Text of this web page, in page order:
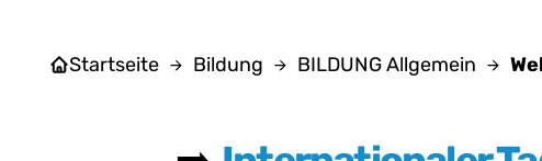
Startseite Bildung BILDUNG Allgemein